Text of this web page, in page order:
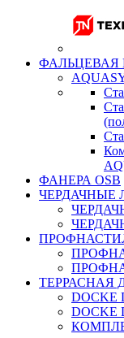
ФАЛЬЦЕВАЯ
ФАНЕРА OSB
ЧЕРДАЧНЫЕ
ТЕРРАСНАЯ
DOCKE
DOCKE